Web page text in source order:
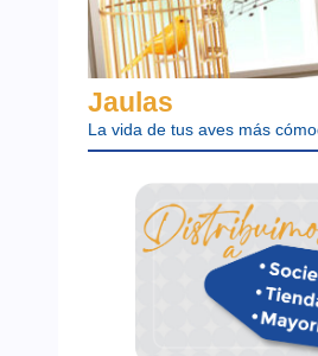
Jaulas
La vida de tus aves más